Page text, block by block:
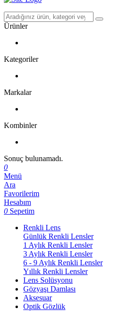
Ürünler
Kategoriler
Markalar
Kombinler
Sonuç bulunamadı.
0
Menü
Ara
Favorilerim
Hesabım
0 Sepetim
Renkli Lens
Günlük Renkli Lensler
1 Aylık Renkli Lensler
3 Aylık Renkli Lensler
6 - 9 Aylık Renkli Lensler
Yıllık Renkli Lensler
Lens Solüsyonu
Gözyaşı Damlası
Aksesuar
Optik Gözlük